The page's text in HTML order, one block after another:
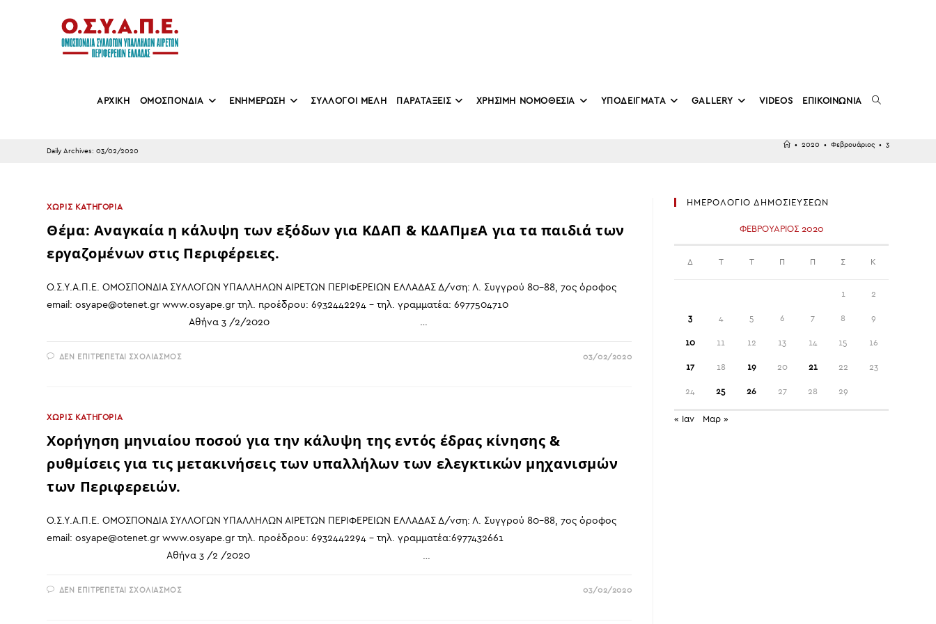
ΑΡΧΙΚΗ ΟΜΟΣΠΟΝΔΙΑ ΕΝΗΜΕΡΩΣΗ ΣΥΛΛΟΓΟΙ ΜΕΛΗ ΠΑΡΑΤΑΞΕΙΣ ΧΡΗΣΙΜΗ ΝΟΜΟΘΕΣΙΑ ΥΠΟΔΕΙΓΜΑΤΑ GALLERY VIDEOS ΕΠΙΚΟΙΝΩΝΙΑ TOGGLE
Daily Archives: 03/02/2020
• 2020 • Φεβρουάριος • 3
ΧΩΡΊΣ ΚΑΤΗΓΟΡΊΑ
Θέμα: Αναγκαία η κάλυψη των εξόδων για ΚΔΑΠ & ΚΔΑΠμεΑ για τα παιδιά των
εργαζομένων στις Περιφέρειες.
Ο.Σ.Υ.Α.Π.Ε. ΟΜΟΣΠΟΝΔΙΑ ΣΥΛΛΟΓΩΝ ΥΠΑΛΛΗΛΩΝ ΑΙΡΕΤΩΝ ΠΕΡΙΦΕΡΕΙΩΝ ΕΛΛΑΔΑΣ Δ/νση: Λ. Συγγρού 80-88, 7ος όροφος
email: osyape@otenet.gr www.osyape.gr τηλ. προέδρου: 6932442294 – τηλ. γραμματέα: 6977504710
Αθήνα 3 /2/2020 …
ΔΕΝ ΕΠΙΤΡΈΠΕΤΑΙ ΣΧΟΛΙΑΣΜΌΣΣΤΟ
&
ΚΔΑΠΜΕΑ
ΤΑ
03/02/2020
ΧΩΡΊΣ ΚΑΤΗΓΟΡΊΑ
Χορήγηση μηνιαίου ποσού για την κάλυψη της εντός έδρας κίνησης &
ρυθμίσεις για τις μετακινήσεις των υπαλλήλων των ελεγκτικών μηχανισμών
των Περιφερειών.
Ο.Σ.Υ.Α.Π.Ε. ΟΜΟΣΠΟΝΔΙΑ ΣΥΛΛΟΓΩΝ ΥΠΑΛΛΗΛΩΝ ΑΙΡΕΤΩΝ ΠΕΡΙΦΕΡΕΙΩΝ ΕΛΛΑΔΑΣ Δ/νση: Λ. Συγγρού 80-88, 7ος όροφος
email: osyape@otenet.gr www.osyape.gr τηλ. προέδρου: 6932442294 – τηλ. γραμματέα:6977432661
Αθήνα 3 /2 /2020 …
ΔΕΝ ΕΠΙΤΡΈΠΕΤΑΙ ΣΧΟΛΙΑΣΜΌΣΣΤΟ 03/02/2020
ΗΜΕΡΟΛΟΓΙΟ ΔΗΜΟΣΙΕΥΣΕΩΝ
ΦΕΒΡΟΥΆΡΙΟΣ 2020
Δ Τ Τ Π Π Σ Κ
1 2
3 4 5 6 7 8 9
10 11 12 13 14 15 16
17 18 19 20 21 22 23
24 25 26 27 28 29
« Ιαν Μαρ »